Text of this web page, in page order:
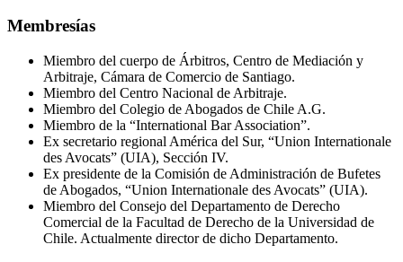
Membresías
Miembro del cuerpo de Árbitros, Centro de Mediación y
Arbitraje, Cámara de Comercio de Santiago.
Miembro del Centro Nacional de Arbitraje.
Miembro del Colegio de Abogados de Chile A.G.
Miembro de la “International Bar Association”.
Ex secretario regional América del Sur, “Union Internationale
des Avocats” (UIA), Sección IV.
Ex presidente de la Comisión de Administración de Bufetes
de Abogados, “Union Internationale des Avocats” (UIA).
Miembro del Consejo del Departamento de Derecho
Comercial de la Facultad de Derecho de la Universidad de
Chile. Actualmente director de dicho Departamento.